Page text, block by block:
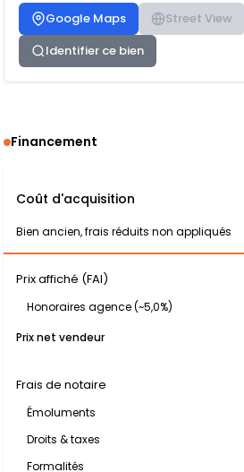
Google Maps
Street View
Identifier ce bien
Financement
Coût d'acquisition
Bien ancien, frais réduits non appliqués
Prix affiché (FAI)
Honoraires agence (~5,0%)
Prix net vendeur
Frais de notaire
Émoluments
Droits & taxes
Formalités